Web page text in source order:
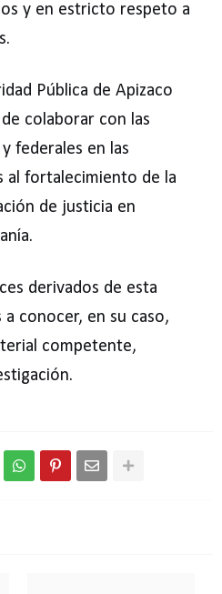
y en estricto respeto a
Pública de Apizaco
colaborar con las
federales en las
al fortalecimiento de la
de justicia en
derivados de esta
a conocer, en su caso,
competente,